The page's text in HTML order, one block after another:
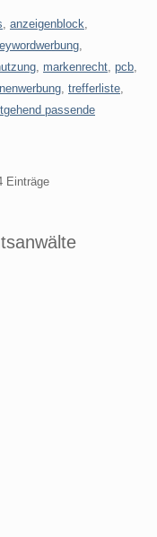
anzeigenblock
markenrecht pcb
trefferliste
passende
Einträge